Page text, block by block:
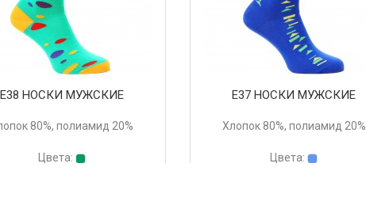
Е38 НОСКИ МУЖСКИЕ
80%, полиамид 20%
Цвета:
Е37 НОСКИ МУЖСКИЕ
Хлопок 80%, полиамид 20%
Цвета: